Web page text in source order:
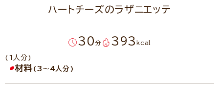
ハートチーズのラザニエッテ
30 分 393kcal
(1人分)
材料(3～4人分)